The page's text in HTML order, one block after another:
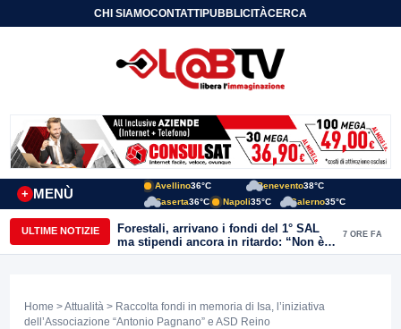
CHI SIAMOCONTATTIPUBBLICITÀCERCA
MENÙ
+
Avellino36°C Benevento38°C
Caserta36°C Napoli35°C Salerno35°C
ULTIME NOTIZIE
Forestali, arrivano i fondi del 1° SAL
ma stipendi ancora in ritardo: “Non è
più sostenibile”
7 ORE FA
Home >Attualità > Raccolta fondi in memoria di Isa, l’iniziativa
dell’Associazione “Antonio Pagnano” e ASD Reino